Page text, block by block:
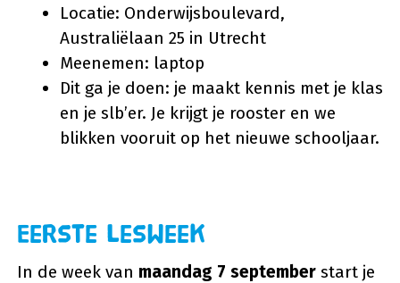
Locatie: Onderwijsboulevard,
Australiëlaan 25 in Utrecht
Meenemen: laptop
Dit ga je doen: je maakt kennis met je klas
en je slb’er. Je krijgt je rooster en we
blikken vooruit op het nieuwe schooljaar.
Eerste lesweek
In de week van maandag 7 september start je